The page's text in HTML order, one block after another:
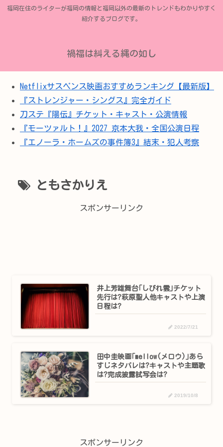
福岡在住のライターが福岡の情報と福岡以外の最新のトレンドもわかりやすく
紹介するブログです。
禍福は糾える縄の如し
Netflixサスペンス映画おすすめランキング【最新版】
『ストレンジャー・シングス』完全ガイド
刀ステ『陽伝』チケット・キャスト・公演情報
『モーツァルト！』2027 京本大我・全国公演日程
『エノーラ・ホームズの事件簿3』結末・犯人考察
ともさかりえ
スポンサーリンク
井上芳雄舞台｢しびれ雲｣チケット
先行は?萩原聖人他キャストや上演
日程は?
2022/7/21
田中圭映画｢mellow(メロウ)｣あら
すじネタバレは?キャストや主題歌
は?完成披露試写会は?
2019/10/8
スポンサーリンク